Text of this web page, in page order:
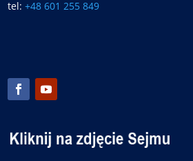
tel:+48 601 255 849